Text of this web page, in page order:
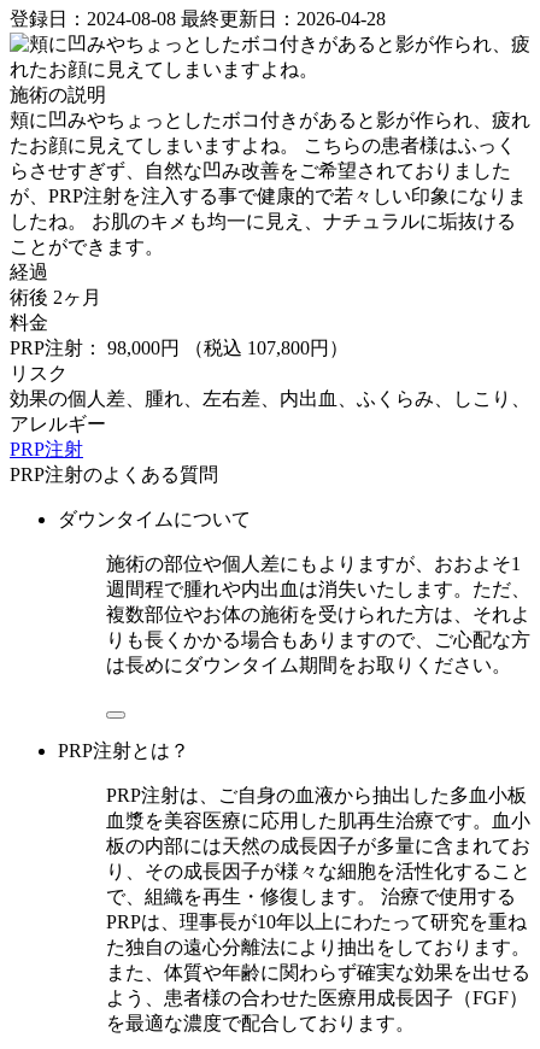
登録日：2024-08-08 最終更新日：2026-04-28
施術の説明
頬に凹みやちょっとしたボコ付きがあると影が作られ、疲れ
たお顔に見えてしまいますよね。 ⁡こちらの患者様はふっく
らさせすぎず、自然な凹み改善をご希望されておりました
が、PRP注射を注入する事で健康的で若々しい印象になりま
したね。 ⁡お肌のキメも均一に見え、ナチュラルに垢抜ける
ことができます。
経過
術後 2ヶ月
料金
PRP注射： 98,000円
（税込 107,800円）
リスク
効果の個人差、腫れ、左右差、内出血、ふくらみ、しこり、
アレルギー
PRP注射
PRP注射のよくある質問
ダウンタイムについて
施術の部位や個人差にもよりますが、おおよそ1
週間程で腫れや内出血は消失いたします。ただ、
複数部位やお体の施術を受けられた方は、それよ
りも長くかかる場合もありますので、ご心配な方
は長めにダウンタイム期間をお取りください。
PRP注射とは？
PRP注射は、ご自身の血液から抽出した多血小板
血漿を美容医療に応用した肌再生治療です。血小
板の内部には天然の成長因子が多量に含まれてお
り、その成長因子が様々な細胞を活性化すること
で、組織を再生・修復します。 治療で使用する
PRPは、理事長が10年以上にわたって研究を重ね
た独自の遠心分離法により抽出をしております。
また、体質や年齢に関わらず確実な効果を出せる
よう、患者様の合わせた医療用成長因子（FGF）
を最適な濃度で配合しております。